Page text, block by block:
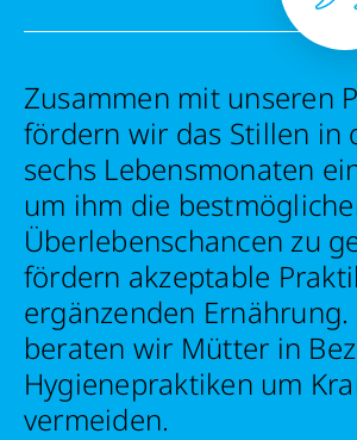
Zusammen mit unseren
fördern wir das Stillen in
sechs Lebensmonaten
um ihm die
Überlebenschancen zu
fördern akzeptable
ergänzenden
beraten wir Mütter in
Hygienepraktiken um
vermeiden.
Retten Sie noch
Schon 50 Cent am Tag
bewirken: z.B. monatlich
sauberes Trinkwasser zur
Sauberes Trinkwasser
Krankheit, mehr Kindheit,
Jetzt Leben retten